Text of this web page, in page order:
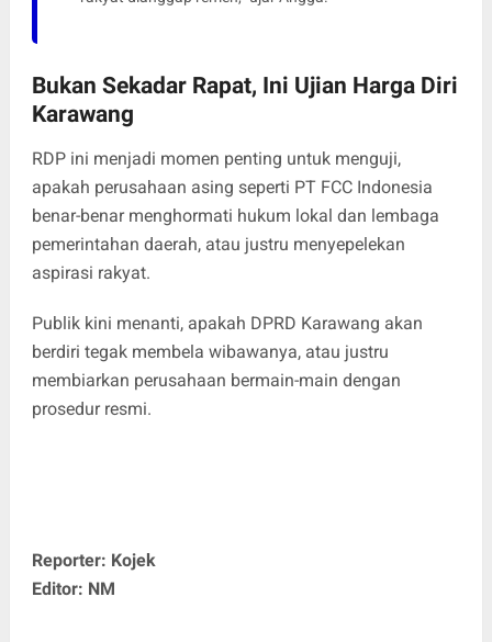
Bukan Sekadar Rapat, Ini Ujian Harga Diri
Karawang
RDP ini menjadi momen penting untuk menguji,
apakah perusahaan asing seperti PT FCC Indonesia
benar-benar menghormati hukum lokal dan lembaga
pemerintahan daerah, atau justru menyepelekan
aspirasi rakyat.
Publik kini menanti, apakah DPRD Karawang akan
berdiri tegak membela wibawanya, atau justru
membiarkan perusahaan bermain-main dengan
prosedur resmi.
Reporter: Kojek
Editor: NM